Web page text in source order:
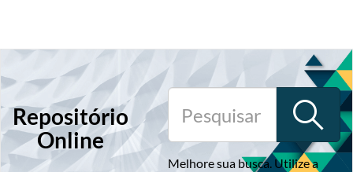
Repositório
Online
Melhore sua busca. Utilize a